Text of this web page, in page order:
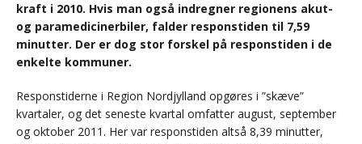
kraft i 2010. Hvis man også indregner regionens akut-
og paramedicinerbiler, falder responstiden til 7,59
minutter. Der er dog stor forskel på responstiden i de
enkelte kommuner.
Responstiderne i Region Nordjylland opgøres i ”skæve”
kvartaler, og det seneste kvartal omfatter august, september
og oktober 2011. Her var responstiden altså 8,39 minutter,